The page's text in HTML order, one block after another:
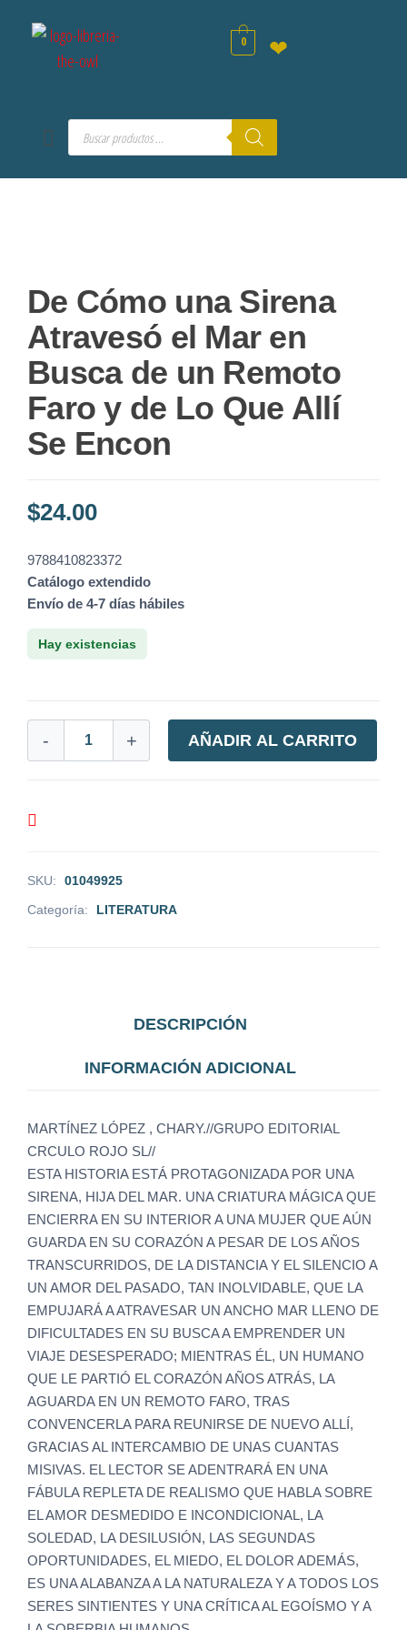
0 ❤
De Cómo una Sirena
Atravesó el Mar en
Busca de un Remoto
Faro y de Lo Que Allí
Se Encon
$24.00
9788410823372
Catálogo extendido
Envío de 4-7 días hábiles
Hay existencias
- + AÑADIR AL CARRITO
SKU:
01049925
Categoría:
LITERATURA
DESCRIPCIÓN
INFORMACIÓN ADICIONAL
MARTÍNEZ LÓPEZ , CHARY.//GRUPO EDITORIAL
CRCULO ROJO SL//
ESTA HISTORIA ESTÁ PROTAGONIZADA POR UNA
SIRENA, HIJA DEL MAR. UNA CRIATURA MÁGICA QUE
ENCIERRA EN SU INTERIOR A UNA MUJER QUE AÚN
GUARDA EN SU CORAZÓN A PESAR DE LOS AÑOS
TRANSCURRIDOS, DE LA DISTANCIA Y EL SILENCIO A
UN AMOR DEL PASADO, TAN INOLVIDABLE, QUE LA
EMPUJARÁ A ATRAVESAR UN ANCHO MAR LLENO DE
DIFICULTADES EN SU BUSCA A EMPRENDER UN
VIAJE DESESPERADO; MIENTRAS ÉL, UN HUMANO
QUE LE PARTIÓ EL CORAZÓN AÑOS ATRÁS, LA
AGUARDA EN UN REMOTO FARO, TRAS
CONVENCERLA PARA REUNIRSE DE NUEVO ALLÍ,
GRACIAS AL INTERCAMBIO DE UNAS CUANTAS
MISIVAS. EL LECTOR SE ADENTRARÁ EN UNA
FÁBULA REPLETA DE REALISMO QUE HABLA SOBRE
EL AMOR DESMEDIDO E INCONDICIONAL, LA
SOLEDAD, LA DESILUSIÓN, LAS SEGUNDAS
OPORTUNIDADES, EL MIEDO, EL DOLOR ADEMÁS,
ES UNA ALABANZA A LA NATURALEZA Y A TODOS LOS
SERES SINTIENTES Y UNA CRÍTICA AL EGOÍSMO Y A